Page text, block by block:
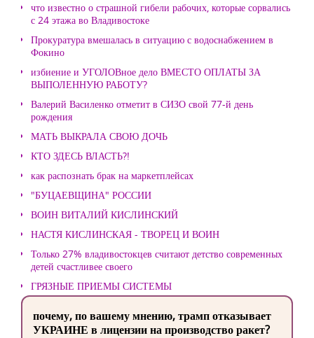
что известно о страшной гибели рабочих, которые сорвались
с 24 этажа во Владивостоке
Прокуратура вмешалась в ситуацию с водоснабжением в
Фокино
избиение и УГОЛОВное дело ВМЕСТО ОПЛАТЫ ЗА
ВЫПОЛЕННУЮ РАБОТУ?
Валерий Василенко отметит в СИЗО свой 77-й день
рождения
МАТЬ ВЫКРАЛА СВОЮ ДОЧЬ
КТО ЗДЕСЬ ВЛАСТЬ?!
как распознать брак на маркетплейсах
"БУЦАЕВЩИНА" РОССИИ
ВОИН ВИТАЛИЙ КИСЛИНСКИЙ
НАСТЯ КИСЛИНСКАЯ - ТВОРЕЦ И ВОИН
Только 27% владивостокцев считают детство современных
детей счастливее своего
ГРЯЗНЫЕ ПРИЕМЫ СИСТЕМЫ
почему, по вашему мнению, трамп отказывает
УКРАИНЕ в лицензии на производство ракет?